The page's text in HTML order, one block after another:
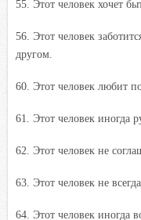
55. Этот человек хочет
56. Этот человек
другом.
60. Этот человек любит
61. Этот человек иногда
62. Этот человек не
63. Этот человек не
64. Этот человек иногда